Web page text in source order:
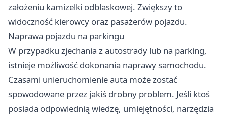
założeniu kamizelki odblaskowej. Zwiększy to
widoczność kierowcy oraz pasażerów pojazdu.
Naprawa pojazdu na parkingu
W przypadku zjechania z autostrady lub na parking,
istnieje możliwość dokonania naprawy samochodu.
Czasami unieruchomienie auta może zostać
spowodowane przez jakiś drobny problem. Jeśli ktoś
posiada odpowiednią wiedzę, umiejętności, narzędzia